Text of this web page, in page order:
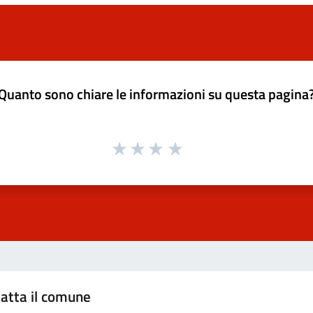
sono chiare le informazioni su questa
il comune